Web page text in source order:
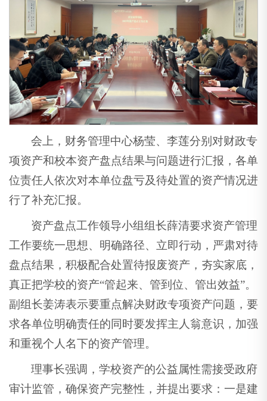
会上，财务管理中心杨莹、李莲分别对财政专
项资产和校本资产盘点结果与问题进行汇报，各单
位责任人依次对本单位盘亏及待处置的资产情况进
行了补充汇报。
资产盘点工作领导小组组长薛清要求资产管理
工作要统一思想、明确路径、立即行动，严肃对待
盘点结果，积极配合处置待报废资产，夯实家底，
真正把学校的资产“管起来、管到位、管出效益”。
副组长姜涛表示要重点解决财政专项资产问题，要
求各单位明确责任的同时要发挥主人翁意识，加强
和重视个人名下的资产管理。
理事长强调，学校资产的公益属性需接受政府
审计监管，确保资产完整性，并提出要求：一是建